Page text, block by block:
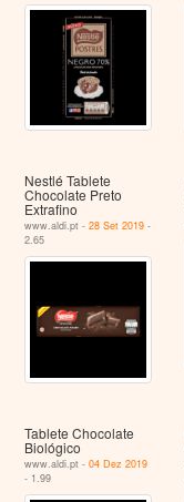
Nestlé Tablete
Chocolate Preto
Extrafino
www.aldi.pt -28 Set 2019 -
2.65
Tablete Chocolate
Biológico
www.aldi.pt -04 Dez 2019
- 1.99